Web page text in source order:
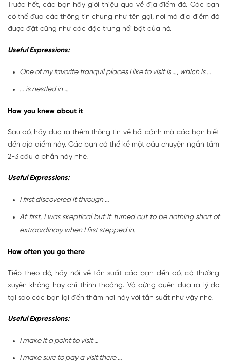
Trước hết, các bạn hãy giới thiệu qua về địa điểm đó. Các bạn
có thể đưa các thông tin chung như tên gọi, nơi mà địa điểm đó
được đặt cũng như các đặc trưng nổi bật của nó.
Useful Expressions:
One of my favorite tranquil places I like to visit is …, which is …
… is nestled in …
How you knew about it
Sau đó, hãy đưa ra thêm thông tin về bối cảnh mà các bạn biết
đến địa điểm này. Các bạn có thể kể một câu chuyện ngắn tầm
2-3 câu ở phần này nhé.
Useful Expressions:
I first discovered it through …
At first, I was skeptical but it turned out to be nothing short of
extraordinary when I first stepped in.
How often you go there
Tiếp theo đó, hãy nói về tần suất các bạn đến đó, có thường
xuyên không hay chỉ thỉnh thoảng. Và đừng quên đưa ra lý do
tại sao các bạn lại đến thăm nơi này với tần suất như vậy nhé.
Useful Expressions:
I make it a point to visit …
I make sure to pay a visit there …